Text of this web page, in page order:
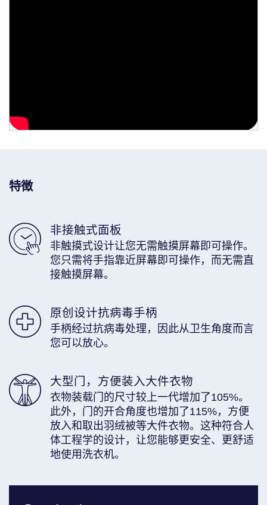
特徴
非接触式面板
非触摸式设计让您无需触摸屏幕即可操作。
您只需将手指靠近屏幕即可操作，而无需直
接触摸屏幕。
原创设计抗病毒手柄
手柄经过抗病毒处理，因此从卫生角度而言
您可以放心。
大型门，方便装入大件衣物
衣物装载门的尺寸较上一代增加了105%。
此外，门的开合角度也增加了115%，方便
放入和取出羽绒被等大件衣物。这种符合人
体工程学的设计，让您能够更安全、更舒适
地使用洗衣机。